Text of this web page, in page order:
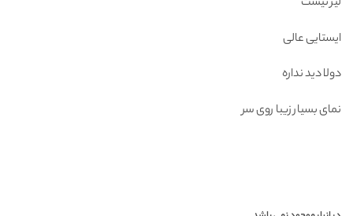
ایستایی عالی
دولا دید نداره
نمای بسیار زیبا روی سر